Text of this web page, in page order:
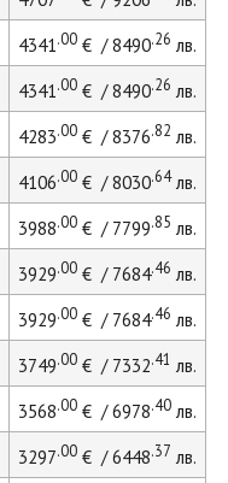
4341.00€ / 8490.26 лв.
4341.00€ / 8490.26 лв.
4283.00€ / 8376.82 лв.
4106.00€ / 8030.64лв.
3988.00€ / 7799.85 лв.
3929.00€ / 7684.46 лв.
3929.00€ / 7684.46 лв.
3749.00€ / 7332.41 лв.
3568.00€ / 6978.40лв.
3297.00€ / 6448.37 лв.